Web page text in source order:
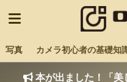
写真 カメラ初心者の基礎知
本が出ました！「美